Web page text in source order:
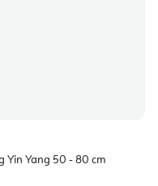
Yin Yang 50 - 80 cm